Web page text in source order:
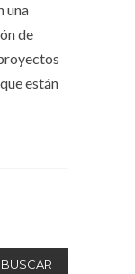
una
de
están
BUSCAR